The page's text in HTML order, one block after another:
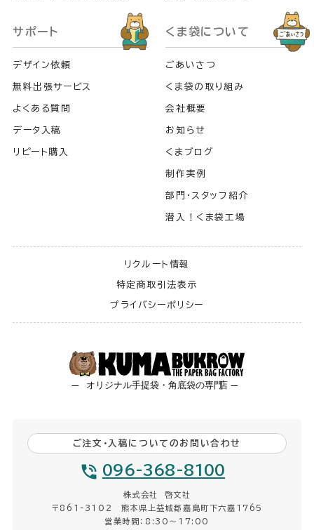
ご注文・入稿についてのお問い合わせ
096-368-8100
株式会社 啓文社
〒861-3102 熊本県上益城郡嘉島町下六嘉1765
営業時間：8:30〜17:00
サポート
デザイン依頼
無料出張サービス
よくある質問
データ入稿
リピート購入
くま袋について
ごあいさつ
くま袋の取り組み
会社概要
お知らせ
くまブログ
制作実例
部門・スタッフ紹介
潜入！くま袋工場
リクルート情報
特定商取引法表示
プライバシーポリシー